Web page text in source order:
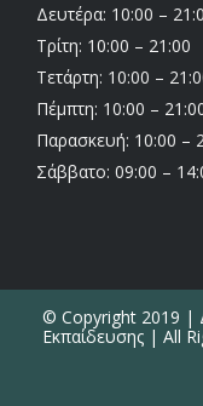
Δευτέρα: 10:00 –
Τρίτη: 10:00 – 21:00
Τετάρτη: 10:00 –
Πέμπτη: 10:00 –
Παρασκευή: 10:00 –
Σάββατο: 09:00 –
© Copyright 2019 |
Εκπαίδευσης | All